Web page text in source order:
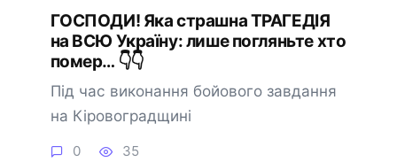
ГOCПOДИ! Якa cтpaшнa ТPAГEДIЯ
нa BCЮ Укpaїнy: лишe погляньтe xто
помep… 👇👇
Під час виконання бойового завдання
на Кіровоградщині
0 35